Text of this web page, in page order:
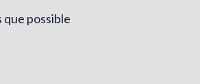
que possible